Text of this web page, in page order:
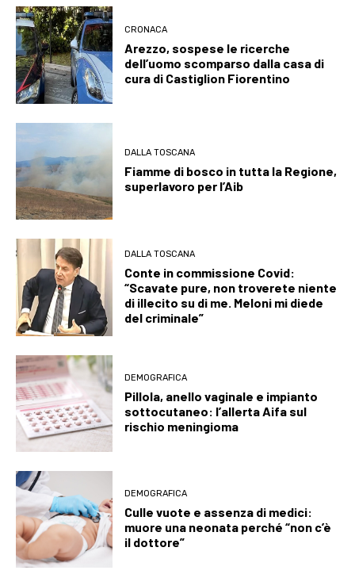
CRONACA
Arezzo, sospese le ricerche
dell’uomo scomparso dalla casa di
cura di Castiglion Fiorentino
DALLA TOSCANA
Fiamme di bosco in tutta la Regione,
superlavoro per l’Aib
DALLA TOSCANA
Conte in commissione Covid:
“Scavate pure, non troverete niente
di illecito su di me. Meloni mi diede
del criminale”
DEMOGRAFICA
Pillola, anello vaginale e impianto
sottocutaneo: l’allerta Aifa sul
rischio meningioma
DEMOGRAFICA
Culle vuote e assenza di medici:
muore una neonata perché “non c’è
il dottore”